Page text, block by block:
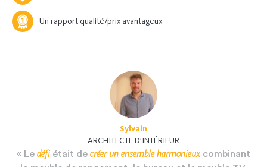
Un rapport qualité/prix avantageux
Sylvain
ARCHITECTE D’INTÉRIEUR
« Le défi était de créer un ensemble harmonieux combinant